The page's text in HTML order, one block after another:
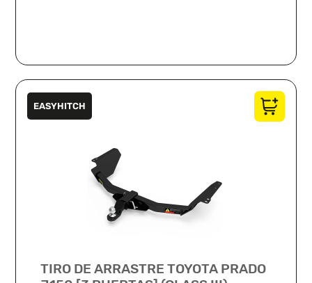
EASYHITCH
TIRO DE ARRASTRE TOYOTA PRADO